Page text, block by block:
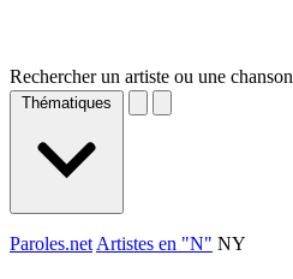
Rechercher un artiste ou une chanson
Thématiques
Paroles.net Artistes en "N" NY